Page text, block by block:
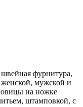
фурнитура,
женской, мужской и
на ножке
штамповкой, с